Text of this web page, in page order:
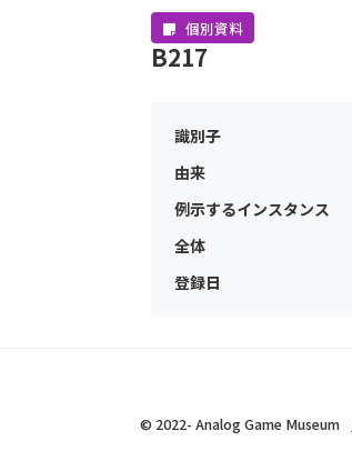
個別資料
B217
識別子
由来
例示するインスタンス
全体
登録日
© 2022- Analog Game Museum